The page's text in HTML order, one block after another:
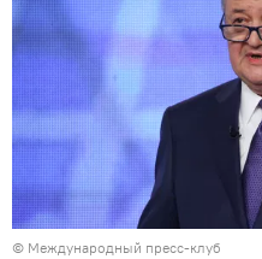
© Международный пресс-клуб